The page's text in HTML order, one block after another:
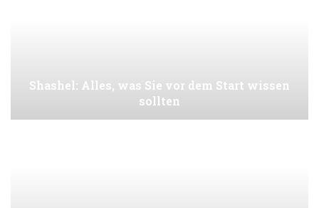
Shashel: Alles, was Sie vor dem Start wissen
sollten